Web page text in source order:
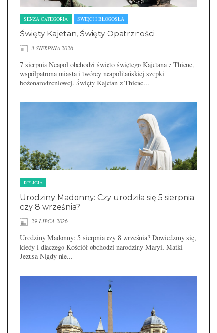
SENZA CATEGORIA ŚWIĘCI I BŁOGOSŁA
Święty Kajetan, Święty Opatrzności
3 SIERPNIA 2026
7 sierpnia Neapol obchodzi święto świętego Kajetana z Thiene,
współpatrona miasta i twórcy neapolitańskiej szopki
bożonarodzeniowej. Święty Kajetan z Thiene...
RELIGIA
Urodziny Madonny: Czy urodziła się 5 sierpnia
czy 8 września?
29 LIPCA 2026
Urodziny Madonny: 5 sierpnia czy 8 września? Dowiedzmy się,
kiedy i dlaczego Kościół obchodzi narodziny Maryi, Matki
Jezusa Nigdy nie...